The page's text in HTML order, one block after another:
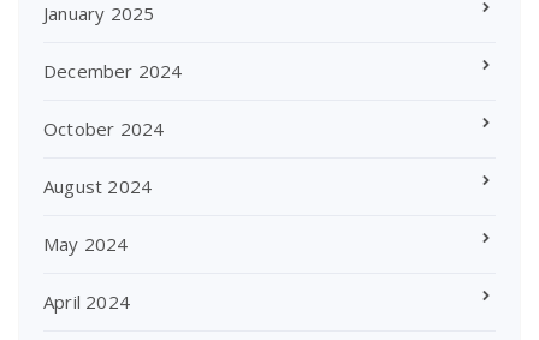
January 2025
December 2024
October 2024
August 2024
May 2024
April 2024